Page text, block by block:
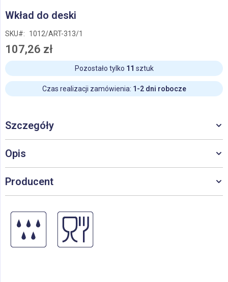
na
galerii
Wkład do deski
SKU 1012/ART-313/1
107,26 zł
Pozostało tylko 11 sztuk
Czas realizacji zamówienia: 1-2 dni robocze
Szczegóły
Opis
Producent